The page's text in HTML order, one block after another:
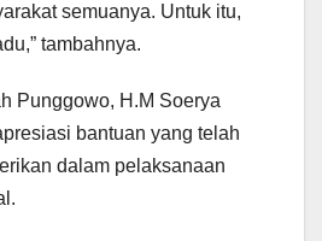
semuanya. Untuk itu,
tambahnya.
Punggowo, H.M Soerya
bantuan yang telah
dalam pelaksanaan